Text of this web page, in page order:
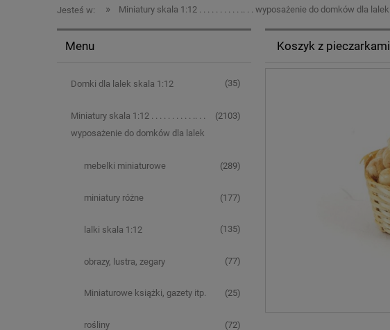
Jesteś w: » Miniatury skala 1:12 . . . . . . . . . . .. . . wyposażenie do domków dla lalek
Menu
Domki dla lalek skala 1:12 (35)
Miniatury skala 1:12 . . . . . . . . . . .. . .
wyposażenie do domków dla lalek
(2103)
mebelki miniaturowe (289)
miniatury różne (177)
lalki skala 1:12 (135)
obrazy, lustra, zegary (77)
Miniaturowe książki, gazety itp. (25)
rośliny (72)
Koszyk z pieczarkami